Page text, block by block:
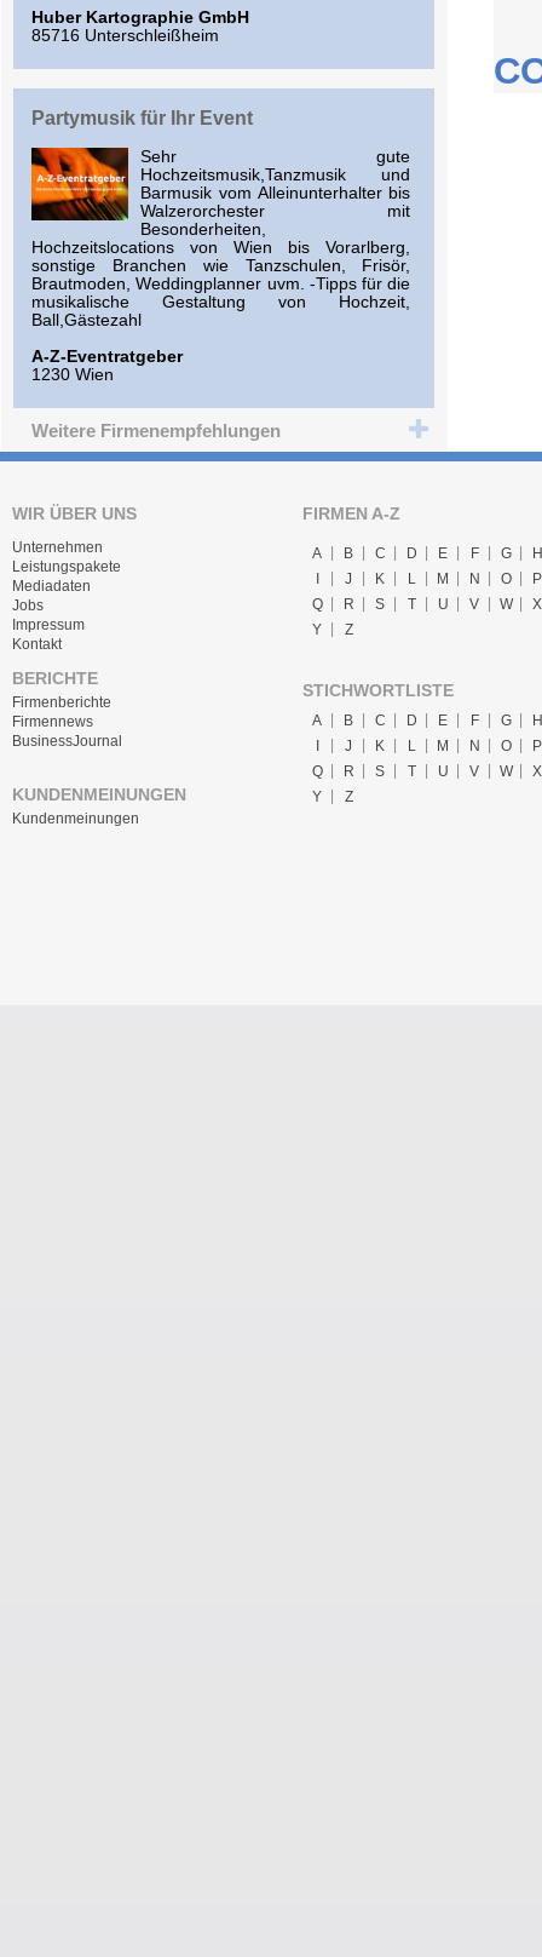
Huber Kartographie GmbH
85716 Unterschleißheim
Partymusik für Ihr Event
Sehr gute
Hochzeitsmusik,Tanzmusik und
Barmusik vom Alleinunterhalter bis
Walzerorchester mit
Besonderheiten,
Hochzeitslocations von Wien bis Vorarlberg,
sonstige Branchen wie Tanzschulen, Frisör,
Brautmoden, Weddingplanner uvm. -Tipps für die
musikalische Gestaltung von Hochzeit,
Ball,Gästezahl
A-Z-Eventratgeber
1230 Wien
Weitere Firmenempfehlungen
WIR ÜBER UNS
Unternehmen
Leistungspakete
Mediadaten
Jobs
Impressum
Kontakt
BERICHTE
Firmenberichte
Firmennews
BusinessJournal
KUNDENMEINUNGEN
Kundenmeinungen
FIRMEN A-Z
A B C D E F G
H
I
J K L M N O
P
Q
R S T U V W
X
Y
Z
STICHWORTLISTE
A B C D E F G
H
J K L M N O
P
Q
R S T U V W
X
Y
Z